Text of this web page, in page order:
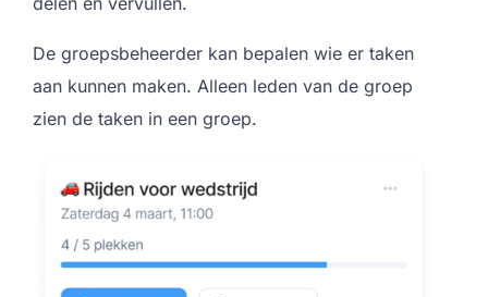
De groepsbeheerder kan bepalen wie er taken
aan kunnen maken. Alleen leden van de groep
zien de taken in een groep.